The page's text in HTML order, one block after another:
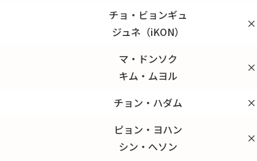
チョ・ビョンギュ
ジュネ（iKON）
×
マ・ドンソク
キム・ムヨル
×
チョン・ハダム ×
ピョン・ヨハン
シン・へソン
×